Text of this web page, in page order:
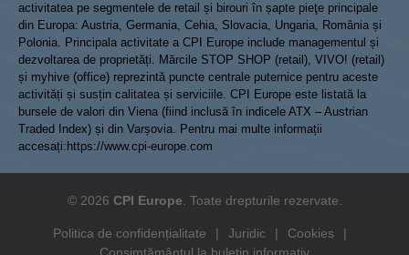
activitatea pe segmentele de retail și birouri în șapte pieţe principale
din Europa: Austria, Germania, Cehia, Slovacia, Ungaria, România și
Polonia. Principala activitate a CPI Europe include managementul și
dezvoltarea de proprietăți. Mărcile STOP SHOP (retail), VIVO! (retail)
și myhive (office) reprezintă puncte centrale puternice pentru aceste
activități și susțin calitatea și serviciile. CPI Europe este listată la
bursele de valori din Viena (fiind inclusă în indicele ATX – Austrian
Traded Index) și din Varșovia. Pentru mai multe informații
accesați: https://www.cpi-europe.com
© 2026 CPI Europe . Toate drepturile rezervate.
Politica de confidențialitate | Juridic | Cookies
|